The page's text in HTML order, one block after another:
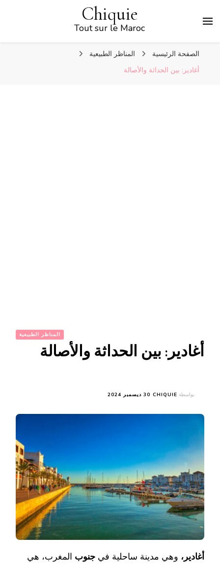
Chiquie
Tout sur le Maroc
الصفحة الرئيسية
المناظر الطبيعية
أغادير: بين الحداثة والأصالة
المناظر الطبيعية
أغادير: بين الحداثة والأصالة
بواسطة CHIQUIE 30 ديسمبر 2024
أغادير، وهي مدينة ساحلية في جنوب المغرب، هي